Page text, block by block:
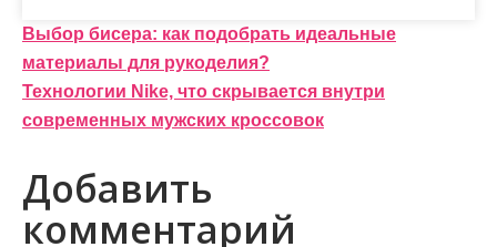
Н
а
в
и
г
Выбор бисера: как подобрать идеальные
материалы для рукоделия?
Технологии Nike, что скрывается внутри
современных мужских кроссовок
Добавить
комментарий